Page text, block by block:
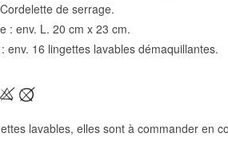
de serrage.
: env. L. 20 cm x 23 cm.
env. 16 lingettes lavables démaquillantes.
lavables, elles sont à commander en